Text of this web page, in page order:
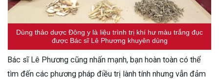
Dùng thảo dược Đông y là liệu trình trị khí hư màu trắng đục
được Bác sĩ Lê Phương khuyên dùng
Bác sĩ Lê Phương cũng nhấn mạnh, bạn hoàn toàn có thể
tìm đến các phương pháp điều trị lành tính nhưng vẫn đảm